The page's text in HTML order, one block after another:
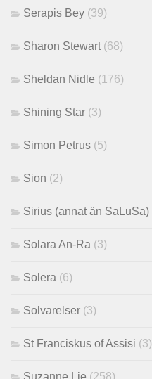
Serapis Bey (39)
Sharon Stewart (68)
Sheldan Nidle (176)
Shining Star (3)
Simon Petrus (5)
Sion (2)
Sirius (annat än SaLuSa)
Solara An-Ra (3)
Solera (6)
Solvarelser (3)
St Franciskus of Assisi (3)
Suzanne Lie (258)